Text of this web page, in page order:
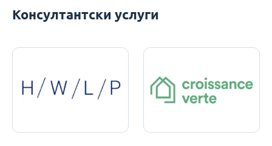
Консултантски услуги